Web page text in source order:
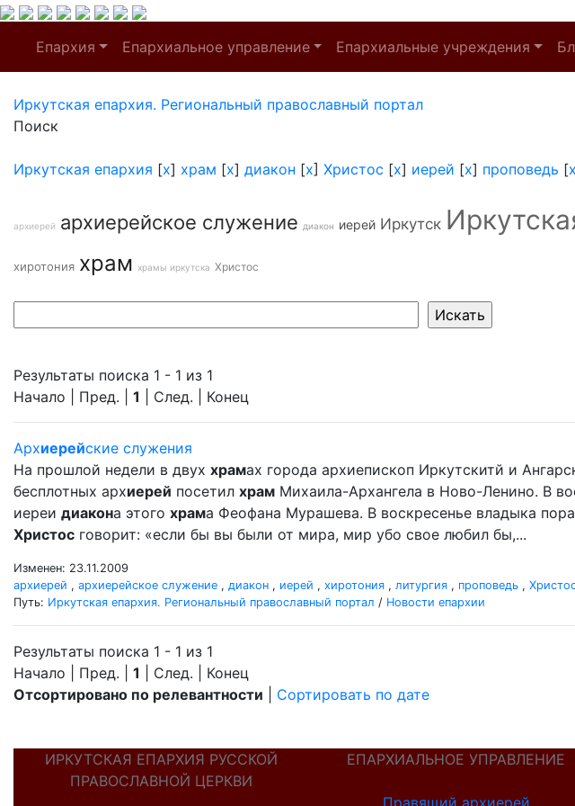
Епархия Епархиальное управление Епархиальные учреждения
Иркутская епархия. Региональный православный портал
Поиск
Иркутская епархия [x] храм [x] диакон [x] Христос [x] иерей [x] проповедь [x
архиерей архиерейское служение диакон иерей Иркутск
хиротония храм храмы иркутска Христос
Результаты поиска 1 - 1 из 1
Начало | Пред. | 1 | След. | Конец
Архиерейские служения
На прошлой недели в двух храмах города архиепископ Иркутскитй и
бесплотных архиерей посетил храм Михаила-Архангела в Ново-Ленино. В
иереи диакона этого храма Феофана Мурашева. В воскресенье владыка
Христос говорит: «если бы вы были от мира, мир убо свое любил бы,...
Изменен: 23.11.2009
архиерей , архиерейское служение , диакон , иерей , хиротония , литургия , проповедь ,
Путь: Иркутская епархия. Региональный православный портал / Новости епархии
Результаты поиска 1 - 1 из 1
Начало | Пред. | 1 | След. | Конец
Отсортировано по релевантности
Сортировать по дате
ИРКУТСКАЯ ЕПАРХИЯ РУССКОЙ
ПРАВОСЛАВНОЙ ЦЕРКВИ
ЕПАРХИАЛЬНОЕ УПРАВЛЕНИЕ
Правящий архиерей